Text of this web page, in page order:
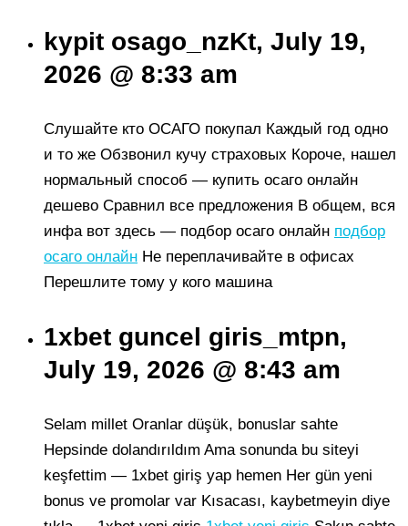
kypit osago_nzKt, July 19,
2026 @ 8:33 am
Слушайте кто ОСАГО покупал Каждый год одно
и то же Обзвонил кучу страховых Короче, нашел
нормальный способ — купить осаго онлайн
дешево Сравнил все предложения В общем, вся
инфа вот здесь — подбор осаго онлайн подбор
осаго онлайн Не переплачивайте в офисах
Перешлите тому у кого машина
1xbet guncel giris_mtpn,
July 19, 2026 @ 8:43 am
Selam millet Oranlar düşük, bonuslar sahte
Hepsinde dolandırıldım Ama sonunda bu siteyi
keşfettim — 1xbet giriş yap hemen Her gün yeni
bonus ve promolar var Kısacası, kaybetmeyin diye